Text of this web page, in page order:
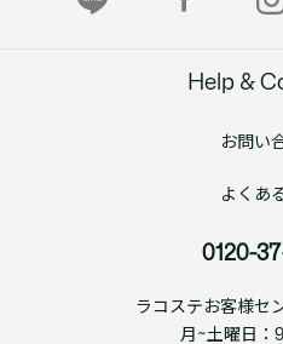
Help &
お問い
よくあ
0120-
ラコステお客様セ
月~土曜日：